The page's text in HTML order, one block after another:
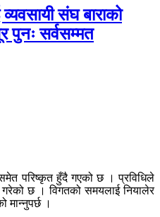
संघ बाराको
पुनः सर्वसम्मत
परिष्कृत हुँदै गएको छ । प्रविधिले
गरेको छ । विगतको समयलाई नियालेर
मान्नुपर्छ ।